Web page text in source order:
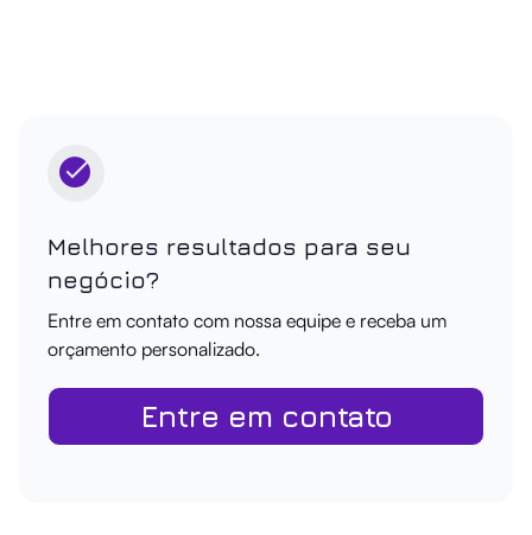
Melhores resultados para seu
negócio?
Entre em contato com nossa equipe e receba um
orçamento personalizado.
Entre em contato